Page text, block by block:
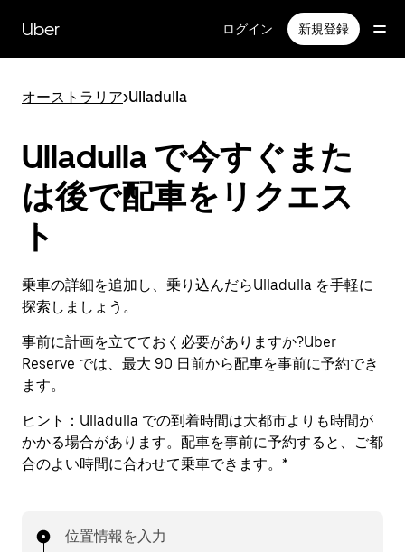
Uber ログイン 新規登録
オーストラリア>Ulladulla
Ulladulla で今すぐまた
は後で配車をリクエス
ト
乗車の詳細を追加し、乗り込んだらUlladulla を手軽に
探索しましょう。
事前に計画を立てておく必要がありますか?Uber
Reserve では、最大 90 日前から配車を事前に予約でき
ます。
ヒント： Ulladulla での到着時間は大都市よりも時間が
かかる場合があります。配車を事前に予約すると、ご都
合のよい時間に合わせて乗車できます。*
位置情報を入力